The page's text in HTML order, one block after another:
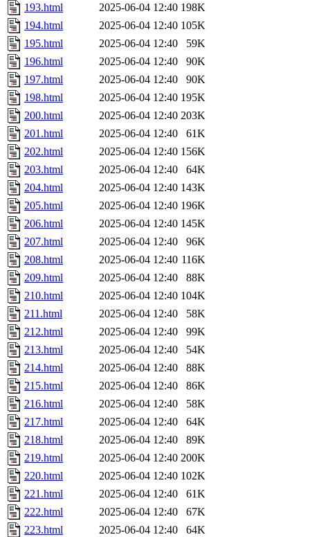
193.html
2025-06-04 12:40 198K
194.html
2025-06-04 12:40 105K
195.html
2025-06-04 12:40
59K
196.html
2025-06-04 12:40
90K
197.html
2025-06-04 12:40
90K
198.html
2025-06-04 12:40 195K
200.html
2025-06-04 12:40 203K
201.html
2025-06-04 12:40
61K
202.html
2025-06-04 12:40 156K
203.html
2025-06-04 12:40
64K
204.html
2025-06-04 12:40 143K
205.html
2025-06-04 12:40 196K
206.html
2025-06-04 12:40 145K
207.html
2025-06-04 12:40
96K
208.html
2025-06-04 12:40 116K
209.html
2025-06-04 12:40
88K
210.html
2025-06-04 12:40 104K
211.html
2025-06-04 12:40
58K
212.html
2025-06-04 12:40
99K
213.html
2025-06-04 12:40
54K
214.html
2025-06-04 12:40
88K
215.html
2025-06-04 12:40
86K
216.html
2025-06-04 12:40
58K
217.html
2025-06-04 12:40
64K
218.html
2025-06-04 12:40
89K
219.html
2025-06-04 12:40 200K
220.html
2025-06-04 12:40 102K
221.html
2025-06-04 12:40
61K
222.html
2025-06-04 12:40
67K
223.html
2025-06-04 12:40
64K